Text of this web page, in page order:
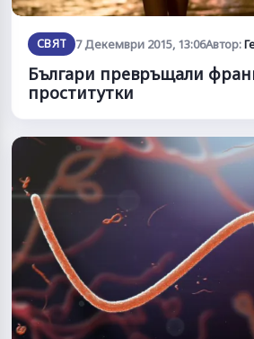
СВЯТ 7 Декември 2015, 13:06Автор:
Българи превръщали
проститутки